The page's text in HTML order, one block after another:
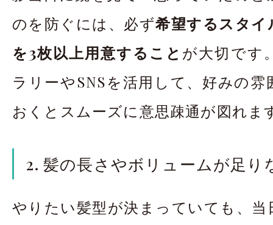
のを防ぐには、必ず希望するスタイ
を3枚以上用意すること が大切です
ラリーやSNSを活用して、好みの
おくとスムーズに意思疎通が図れま
2. 髪の長さやボリュームが足り
やりたい髪型が決まっていても、当